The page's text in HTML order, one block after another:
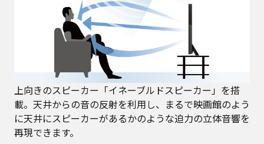
上向きのスピーカー「イネーブルドスピーカー」を搭
載。天井からの音の反射を利用し、まるで映画館のよう
に天井にスピーカーがあるかのような迫力の立体音響を
再現できます。